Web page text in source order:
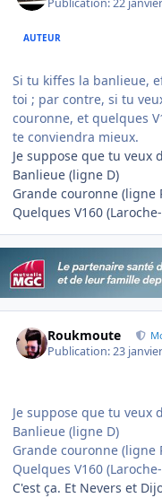
Publication:22
AUTEUR
Si tu kiffes la banlieue,
toi ; par contre, si tu
couronne, et quelques
te conviendra mieux.
Je suppose que tu veux
Banlieue (ligne D)
Grande couronne (ligne
Quelques V160
Roukmoute
Publication:23
Je suppose que tu veux
Banlieue (ligne D)
Grande couronne (ligne
Quelques V160
C'est ça. Et Nevers et